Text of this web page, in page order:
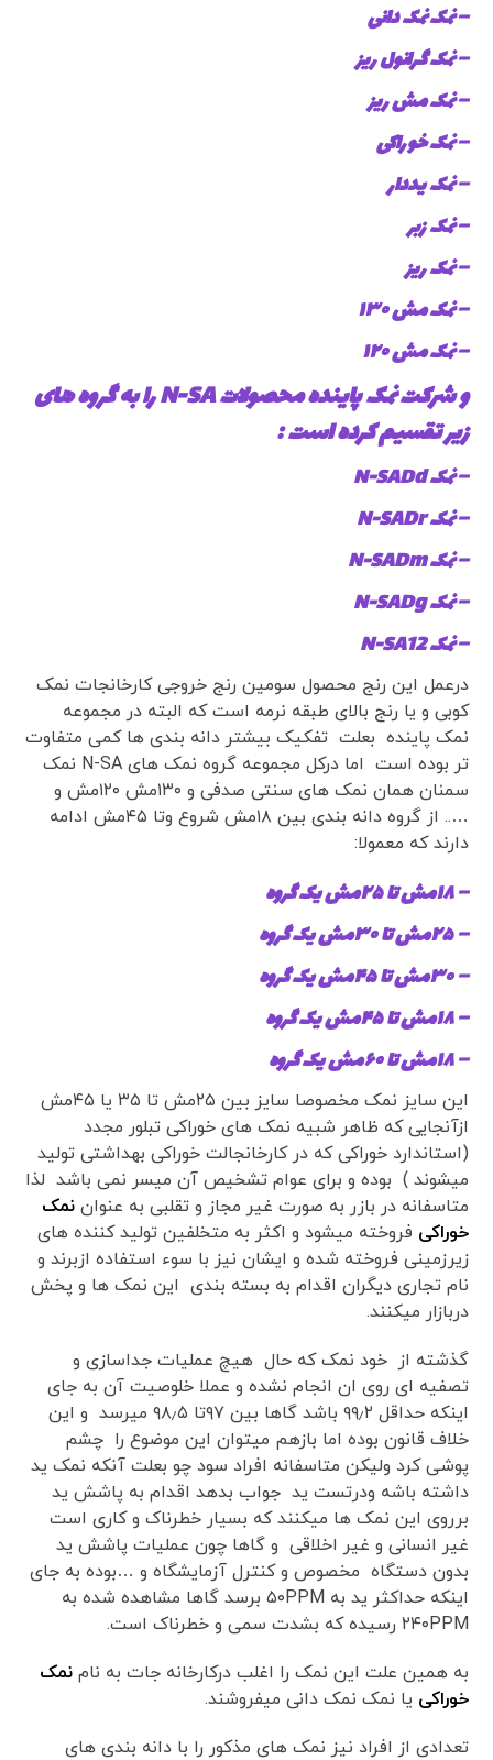
– نمک نمک دانی
– نمک گرانول ریز
– نمک مش ریز
– نمک خوراکی
– نمک یددار
– نمک زبر
– نمک ریز
– نمک مش ۱۳۰
– نمک مش ۱۲۰
و شرکت نمک پاینده محصولات N-SA را به گروه های
زیر تقسیم کرده است :
– نمک N-SADd
– نمک N-SADr
– نمک N-SADm
– نمک N-SADg
– نمک N-SA12
درعمل این رنج محصول سومین رنج خروجی کارخانجات نمک
کوبی و یا رنج بالای طبقه نرمه است که البته در مجموعه
نمک پاینده بعلت تفکیک بیشتر دانه بندی ها کمی متفاوت
تر بوده است اما درکل مجموعه گروه نمک های N-SA نمک
سمنان همان نمک های سنتی صدفی و ۱۳۰مش ۱۲۰مش و
….. از گروه دانه بندی بین ۱۸مش شروع وتا ۴۵مش ادامه
دارند که معمولا:
– ۱۸مش تا ۲۵مش یک گروه
– ۲۵مش تا ۳۰مش یک گروه
– ۳۰مش تا ۴۵مش یک گروه
– ۱۸مش تا ۴۵مش یک گروه
– ۱۸مش تا ۶۰مش یک گروه
این سایز نمک مخصوصا سایز بین ۲۵مش تا ۳۵ یا ۴۵مش
ازآنجایی که ظاهر شبیه نمک های خوراکی تبلور مجدد
(استاندارد خوراکی که در کارخانجالت خوراکی بهداشتی تولید
میشوند ) بوده و برای عوام تشخیص آن میسر نمی باشد لذا
متاسفانه در بازر به صورت غیر مجاز و تقلبی به عنواننمک
خوراکی فروخته میشود و اکثر به متخلفین تولید کننده های
زیرزمینی فروخته شده و ایشان نیز با سوء استفاده ازبرند و
نام تجاری دیگران اقدام به بسته بندی این نمک ها و پخش
دربازار میکنند.
گذشته از خود نمک که حال هیچ عملیات جداسازی و
تصفیه ای روی ان انجام نشده و عملا خلوصیت آن به جای
اینکه حداقل ۹۹٫۲ باشد گاها بین ۹۷تا ۹۸٫۵ میرسد و این
خلاف قانون بوده اما بازهم میتوان این موضوع را چشم
پوشی کرد ولیکن متاسفانه افراد سود چو بعلت آنکه نمک ید
داشته باشه ودرتست ید جواب بدهد اقدام به پاشش ید
برروی این نمک ها میکنند که بسیار خطرناک و کاری است
غیر انسانی و غیر اخلاقی و گاها چون عملیات پاشش ید
بدون دستگاه مخصوص و کنترل آزمایشگاه و …بوده به جای
اینکه حداکثر ید به ۵۰PPM برسد گاها مشاهده شده به
۲۴۰PPM رسیده که بشدت سمی و خطرناک است.
به همین علت این نمک را اغلب درکارخانه جات به نامنمک
خوراکی یا نمک نمک دانی میفروشند.
تعدادی از افراد نیز نمک های مذکور را با دانه بندی های